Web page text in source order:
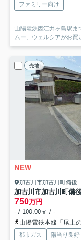
ファミリー向け
山陽電鉄西江井ヶ島駅ま
ムー、ウェルシアがお買
売地
NEW
加古川市加古川町備後
加古川市加古川町備
750万円
- / 100.00㎡ / -
山陽電鉄本線「尾上
都市ガス 陽当り良好